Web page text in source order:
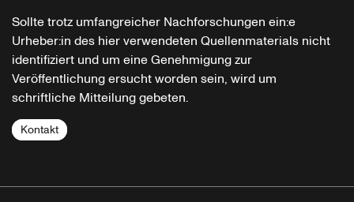
Sollte trotz umfangreicher Nachforschungen ein:e
Urheber:in des hier verwendeten Quellenmaterials nicht
identifiziert und um eine Genehmigung zur
Veröffentlichung ersucht worden sein, wird um
schriftliche Mitteilung gebeten.
Kontakt